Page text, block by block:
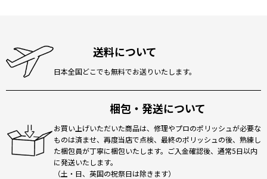
送料について
日本全国どこでも無料でお送りいたします。
梱包・発送について
お買い上げいただいた商品は、修理やプロのポリッシュが必要な
ものは済ませ、再度当店で点検、最終のポリッシュの後、熟練し
た梱包員が丁寧に梱包いたします。ご入金確認後、通常5日以内
に発送いたします。
（土・日、英国の祝祭日は除きます）